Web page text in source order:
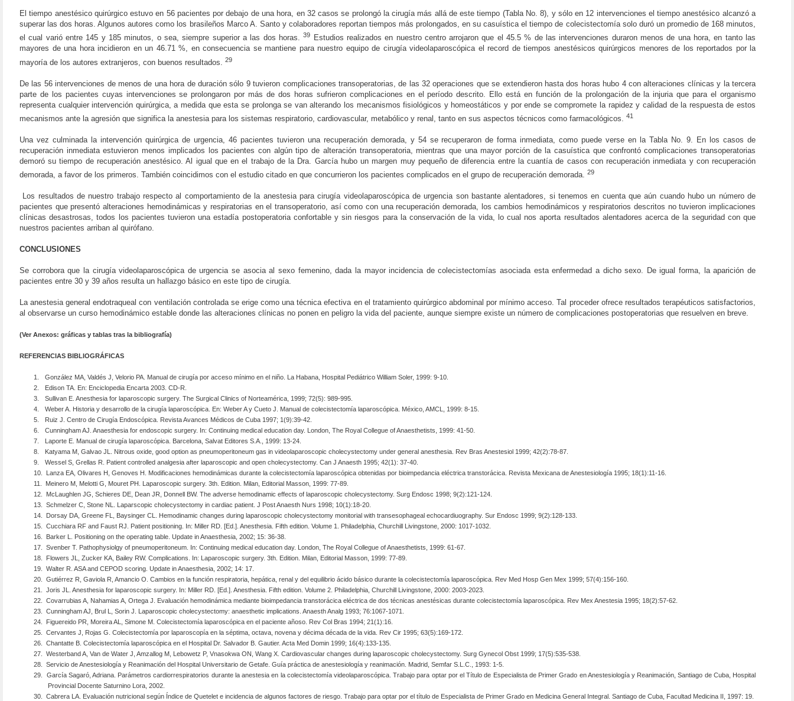
El tiempo anestésico quirúrgico estuvo en 56 pacientes por debajo de una hora, en 32 casos se prolongó la cirugía más allá de este tiempo (Tabla No. 8), y sólo en 12 intervenciones el tiempo anestésico alcanzó a
superar las dos horas. Algunos autores como los brasileños Marco A. Santo y colaboradores reportan tiempos más prolongados, en su casuística el tiempo de colecistectomía solo duró un promedio de 168 minutos,
el cual varió entre 145 y 185 minutos, o sea, siempre superior a las dos horas.39
Estudios realizados en nuestro centro arrojaron que el 45.5 % de las intervenciones duraron menos de una hora, en tanto las
mayores de una hora incidieron en un 46.71 %, en consecuencia se mantiene para nuestro equipo de cirugía videolaparoscópica el record de tiempos anestésicos quirúrgicos menores de los reportados por la
mayoría de los autores extranjeros, con buenos resultados.
29
De las 56 intervenciones de menos de una hora de duración sólo 9 tuvieron complicaciones transoperatorias, de las 32 operaciones que se extendieron hasta dos horas hubo 4 con alteraciones clínicas y la tercera
parte de los pacientes cuyas intervenciones se prolongaron por más de dos horas sufrieron complicaciones en el período descrito. Ello está en función de la prolongación de la injuria que para el organismo
representa cualquier intervención quirúrgica, a medida que esta se prolonga se van alterando los mecanismos fisiológicos y homeostáticos y por ende se compromete la rapidez y calidad de la respuesta de estos
mecanismos ante la agresión que significa la anestesia para los sistemas respiratorio, cardiovascular, metabólico y renal, tanto en sus aspectos técnicos como farmacológicos.
41
Una vez culminada la intervención quirúrgica de urgencia, 46 pacientes tuvieron una recuperación demorada, y 54 se recuperaron de forma inmediata, como puede verse en la Tabla No. 9. En los casos de
recuperación inmediata estuvieron menos implicados los pacientes con algún tipo de alteración transoperatoria, mientras que una mayor porción de la casuística que confrontó complicaciones transoperatorias
demoró su tiempo de recuperación anestésico. Al igual que en el trabajo de la Dra. García hubo un margen muy pequeño de diferencia entre la cuantía de casos con recuperación inmediata y con recuperación
demorada, a favor de los primeros. También coincidimos con el estudio citado en que concurrieron los pacientes complicados en el grupo de recuperación demorada. 29
Los resultados de nuestro trabajo respecto al comportamiento de la anestesia para cirugía videolaparoscópica de urgencia son bastante alentadores, si tenemos en cuenta que aún cuando hubo un número de
pacientes que presentó alteraciones hemodinámicas y respiratorias en el transoperatorio, así como con una recuperación demorada, los cambios hemodinámicos y respiratorios descritos no tuvieron implicaciones
clínicas desastrosas, todos los pacientes tuvieron una estadía postoperatoria confortable y sin riesgos para la conservación de la vida, lo cual nos aporta resultados alentadores acerca de la seguridad con que
nuestros pacientes arriban al quirófano.
CONCLUSIONES
Se corrobora que la cirugía videolaparoscópica de urgencia se asocia al sexo femenino, dada la mayor incidencia de colecistectomías asociada esta enfermedad a dicho sexo. De igual forma, la aparición de
pacientes entre 30 y 39 años resulta un hallazgo básico en este tipo de cirugía.
La anestesia general endotraqueal con ventilación controlada se erige como una técnica efectiva en el tratamiento quirúrgico abdominal por mínimo acceso. Tal proceder ofrece resultados terapéuticos satisfactorios,
al observarse un curso hemodinámico estable donde las alteraciones clínicas no ponen en peligro la vida del paciente, aunque siempre existe un número de complicaciones postoperatorias que resuelven en breve.
(Ver Anexos: gráficas y tablas tras la bibliografía)
REFERENCIAS BIBLIOGRÁFICAS
1.
González MA, Valdés J, Velorio PA. Manual de cirugía por acceso mínimo en el niño. La Habana, Hospital Pediátrico William Soler, 1999: 9-10.
2.
Edison TA. En: Enciclopedia Encarta 2003. CD-R.
3.
Sullivan E. Anesthesia for laparoscopic surgery. The Surgical Clinics of Norteamérica, 1999; 72(5): 989-995.
4.
Weber A. Historia y desarrollo de la cirugía laparoscópica. En: Weber A y Cueto J. Manual de colecistectomía laparoscópica. México, AMCL, 1999: 8-15.
5.
Ruiz J. Centro de Cirugía Endoscópica. Revista Avances Médicos de Cuba 1997; 1(9):39-42.
6.
Cunningham AJ. Anaesthesia for endoscopic surgery. In: Continuing medical education day. London, The Royal Collegue of Anaesthetists, 1999: 41-50.
7.
Laporte E. Manual de cirugía laparoscópica. Barcelona, Salvat Editores S.A., 1999: 13-24.
8.
Katyama M, Galvao JL. Nitrous oxide, good option as pneumoperitoneum gas in videolaparoscopic cholecystectomy under general anesthesia. Rev Bras Anestesiol 1999; 42(2):78-87.
9.
Wessel S, Grellas R. Patient controlled analgesia after laparoscopic and open cholecystectomy. Can J Anaesth 1995; 42(1): 37-40.
10.
Lanza EA, Olivares H, Genoves H. Modificaciones hemodinámicas durante la colecistectomía laparoscópica obtenidas por bioimpedancia eléctrica transtorácica. Revista Mexicana de Anestesiología 1995; 18(1):11-16.
11.
Meinero M, Melotti G, Mouret PH. Laparoscopic surgery. 3th. Edition. Milan, Editorial Masson, 1999: 77-89.
12.
McLaughlen JG, Schieres DE, Dean JR, Donnell BW. The adverse hemodinamic effects of laparoscopic cholecystectomy. Surg Endosc 1998; 9(2):121-124.
13.
Schmelzer C, Stone NL. Laparscopic cholecystectomy in cardiac patient. J Post Anaesth Nurs 1998; 10(1):18-20.
14.
Dorsay DA, Greene FL, Baysinger CL. Hemodinamic changes during laparoscopic cholecystectomy monitorial with transesophageal echocardiuography. Sur Endosc 1999; 9(2):128-133.
15.
Cucchiara RF and Faust RJ. Patient positioning. In: Miller RD. [Ed.]. Anesthesia. Fifth edition. Volume 1. Philadelphia, Churchill Livingstone, 2000: 1017-1032.
16.
Barker L. Positioning on the operating table. Update in Anaesthesia, 2002; 15: 36-38.
17.
Svenber T. Pathophysiolgy of pneumoperitoneum. In: Continuing medical education day. London, The Royal Collegue of Anaesthetists, 1999: 61-67.
18.
Flowers JL, Zucker KA, Bailey RW. Complications. In: Laparoscopic surgery. 3th. Edition. Milan, Editorial Masson, 1999: 77-89.
19.
Walter R. ASA and CEPOD scoring. Update in Anaesthesia, 2002; 14: 17.
20.
Gutiérrez R, Gaviola R, Amancio O. Cambios en la función respiratoria, hepática, renal y del equilibrio ácido básico durante la colecistectomía laparoscópica. Rev Med Hosp Gen Mex 1999; 57(4):156-160.
21.
Joris JL. Anesthesia for laparoscopic surgery. In: Miller RD. [Ed.]. Anesthesia. Fifth edition. Volume 2. Philadelphia, Churchill Livingstone, 2000: 2003-2023.
22.
Covarrubias A, Nahamias A, Ortega J. Evaluación hemodinámica mediante bioimpedancia transtorácica eléctrica de dos técnicas anestésicas durante colecistectomía laparoscópica. Rev Mex Anestesia 1995; 18(2):57-62.
23.
Cunningham AJ, Brul L, Sorin J. Laparoscopic cholecystectomy: anaesthetic implications. Anaesth Analg 1993; 76:1067-1071.
24.
Figuereido PR, Moreira AL, Simone M. Colecistectomía laparoscópica en el paciente añoso. Rev Col Bras 1994; 21(1):16.
25.
Cervantes J, Rojas G. Colecistectomía por laparoscopía en la séptima, octava, novena y décima década de la vida. Rev Cir 1995; 63(5):169-172.
26.
Chantatte B. Colecistectomía laparoscópica en el Hospital Dr. Salvador B. Gautier. Acta Med Domin 1999; 16(4):133-135.
27.
Westerband A, Van de Water J, Amzallog M, Lebowetz P, Vnasokwa ON, Wang X. Cardiovascular changes during laparoscopic cholecystectomy. Surg Gynecol Obst 1999; 17(5):535-538.
28.
Servicio de Anestesiología y Reanimación del Hospital Universitario de Getafe. Guía práctica de anestesiología y reanimación. Madrid, Semfar S.L.C., 1993: 1-5.
29.
García Sagaró, Adriana. Parámetros cardiorrespiratorios durante la anestesia en la colecistectomía videolaparoscópica. Trabajo para optar por el Título de Especialista de Primer Grado en Anestesiología y Reanimación, Santiago de Cuba, Hospital
Provincial Docente Saturnino Lora, 2002.
30.
Cabrera LA. Evaluación nutricional según Índice de Quetelet e incidencia de algunos factores de riesgo. Trabajo para optar por el título de Especialista de Primer Grado en Medicina General Integral. Santiago de Cuba, Facultad Medicina II, 1997: 19.